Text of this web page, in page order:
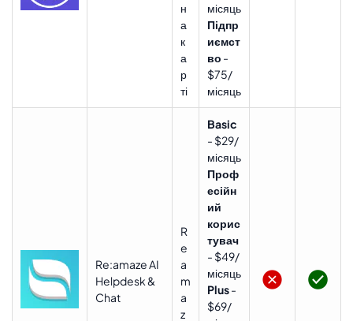
н
а
к
а
р
ті
місяць
Підпр
иємст
во -
$75/
місяць
Re:amaze AI
Helpdesk &
Chat
R
e
a
m
a
z
Basic
- $29/
місяць
Проф
есійн
ий
корис
тувач
- $49/
місяць
Plus-
$69/